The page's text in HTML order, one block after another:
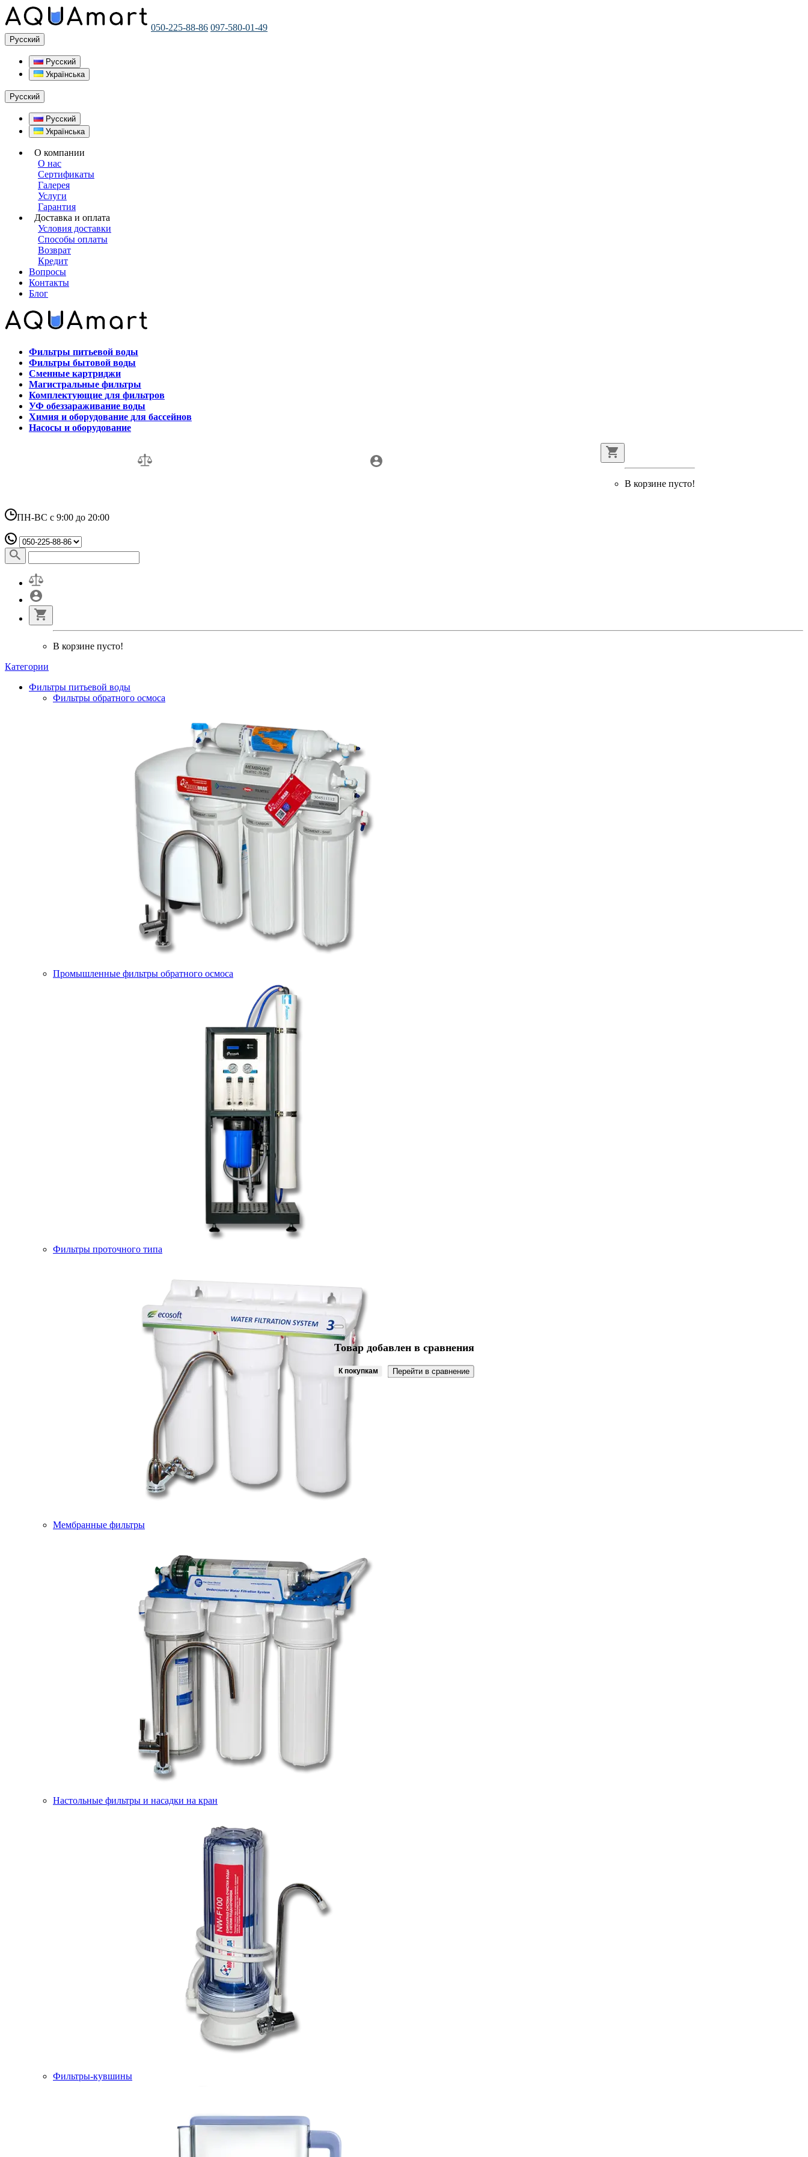
050-225-88-86 097-580-01-49
Русский
Русский
Українська
Русский
Русский
Українська
О компании
О нас
Сертификаты
Галерея
Услуги
Гарантия
Доставка и оплата
Условия доставки
Способы оплаты
Возврат
Кредит
Вопросы
Контакты
Блог
Фильтры питьевой воды
Фильтры бытовой воды
Сменные картриджи
Магистральные фильтры
Комплектующие для фильтров
УФ обеззараживание воды
Химия и оборудование для бассейнов
Насосы и оборудование
В корзине пусто!
ПН-ВС с 9:00 до 20:00
В корзине пусто!
Категории
Фильтры питьевой воды
Фильтры обратного осмоса
Промышленные фильтры обратного осмоса
Фильтры проточного типа
Мембранные фильтры
Настольные фильтры и насадки на кран
Фильтры-кувшины
Товар добавлен в сравнения
К покупкам Перейти в сравнение